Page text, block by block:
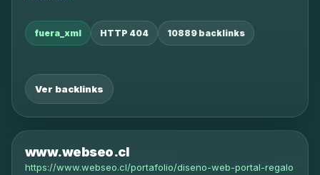
fuera_xml HTTP 404 10889 backlinks
Ver backlinks
www.webseo.cl
https://www.webseo.cl/portafolio/diseno-web-portal-regalo